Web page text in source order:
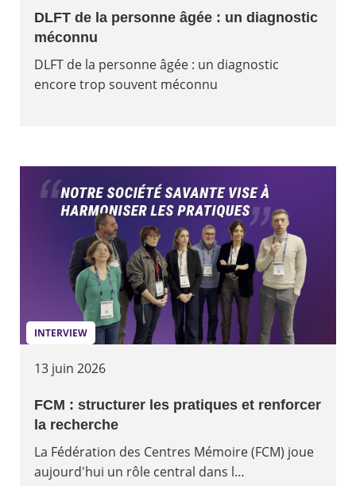
DLFT de la personne âgée : un diagnostic
méconnu
DLFT de la personne âgée : un diagnostic
encore trop souvent méconnu
INTERVIEW
13 juin 2026
FCM : structurer les pratiques et renforcer
la recherche
La Fédération des Centres Mémoire (FCM) joue
aujourd'hui un rôle central dans l…